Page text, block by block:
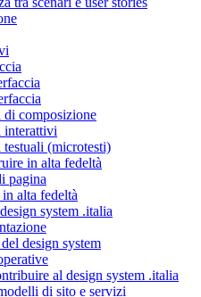
di composizione
interattivi
(microtesti)
in alta fedeltà
pagina
alta fedeltà
system .italia
design system
al design system .italia
di sito e servizi